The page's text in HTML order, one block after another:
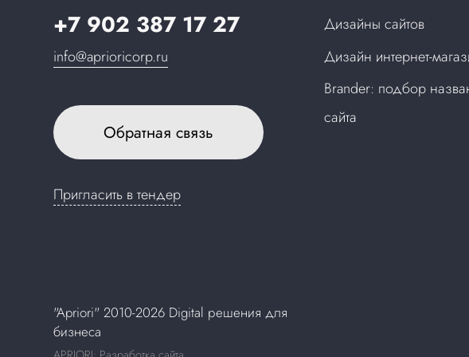
+7 902 387 17 27
info@aprioricorp.ru
Обратная связь
Пригласить в тендер
Дизайны сайтов
Дизайн интернет-
Brander: подбор
сайта
"Apriori" 2010-2026 Digital решения для
бизнеса